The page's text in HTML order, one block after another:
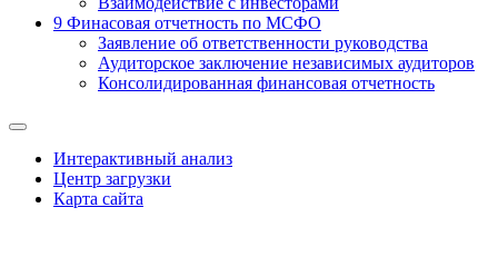
9 Финасовая отчетность по МСФО
Заявление об ответственности руководства
Аудиторское заключение независимых аудиторов
Консолидированная финансовая отчетность
Интерактивный анализ
Центр загрузки
Карта сайта